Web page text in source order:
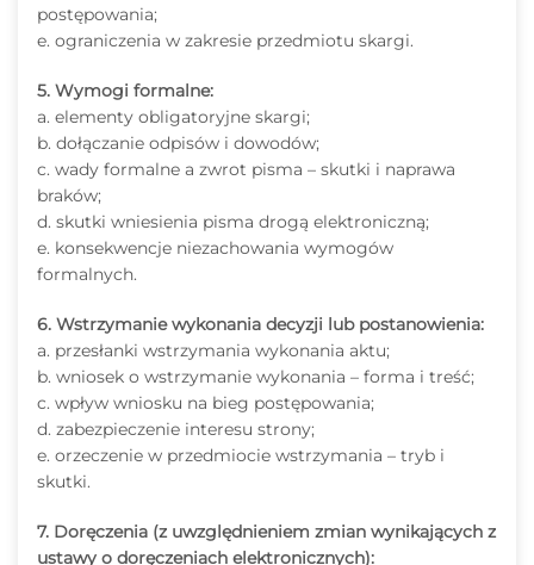
postępowania;
e. ograniczenia w zakresie przedmiotu skargi.
5. Wymogi formalne:
a. elementy obligatoryjne skargi;
b. dołączanie odpisów i dowodów;
c. wady formalne a zwrot pisma – skutki i naprawa
braków;
d. skutki wniesienia pisma drogą elektroniczną;
e. konsekwencje niezachowania wymogów
formalnych.
6. Wstrzymanie wykonania decyzji lub postanowienia:
a. przesłanki wstrzymania wykonania aktu;
b. wniosek o wstrzymanie wykonania – forma i treść;
c. wpływ wniosku na bieg postępowania;
d. zabezpieczenie interesu strony;
e. orzeczenie w przedmiocie wstrzymania – tryb i
skutki.
7. Doręczenia (z uwzględnieniem zmian wynikających z
ustawy o doręczeniach elektronicznych):